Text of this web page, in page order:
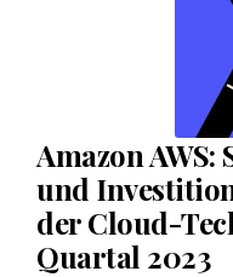
Amazon AWS:
und
der Cloud-
Quartal 2023